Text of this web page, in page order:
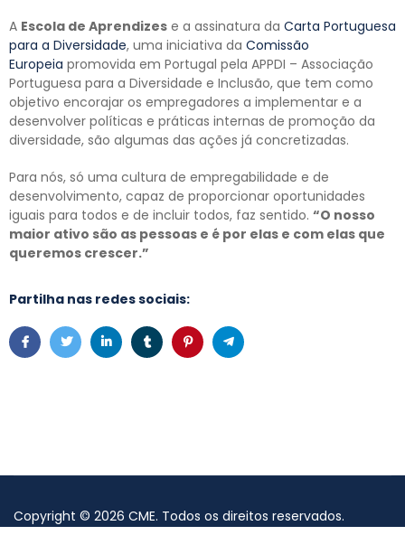
A Escola de Aprendizes e a assinatura da Carta Portuguesa
para a Diversidade, uma iniciativa da Comissão
Europeia promovida em Portugal pela APPDI – Associação
Portuguesa para a Diversidade e Inclusão, que tem como
objetivo encorajar os empregadores a implementar e a
desenvolver políticas e práticas internas de promoção da
diversidade, são algumas das ações já concretizadas.
Para nós, só uma cultura de empregabilidade e de
desenvolvimento, capaz de proporcionar oportunidades
iguais para todos e de incluir todos, faz sentido. “O nosso
maior ativo são as pessoas e é por elas e com elas que
queremos crescer.”
Partilha nas redes sociais:
Copyright © 2026 CME. Todos os direitos reservados.